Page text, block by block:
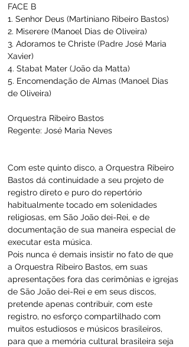
FACE B
1. Senhor Deus (Martiniano Ribeiro Bastos)
2. Miserere (Manoel Dias de Oliveira)
3. Adoramos te Christe (Padre José Maria
Xavier)
4. Stabat Mater ( João da Matta)
5. Encomendação de Almas (Manoel Dias
de Oliveira)
Orquestra Ribeiro Bastos
Regente: José Maria Neves
Com este quinto disco, a Orquestra Ribeiro
Bastos dá continuidade a seu projeto de
registro direto e puro do repertório
habitualmente tocado em solenidades
religiosas, em São João dei-Rei, e de
documentação de sua maneira especial de
executar esta música.
Pois nunca é demais insistir no fato de que
a Orquestra Ribeiro Bastos, em suas
apresentações fora das cerimônias e igrejas
de São João dei-Rei e em seus discos,
pretende apenas contribuir, com este
registro, no esforço compartilhado com
muitos estudiosos e músicos brasileiros,
para que a memória cultural brasileira seja